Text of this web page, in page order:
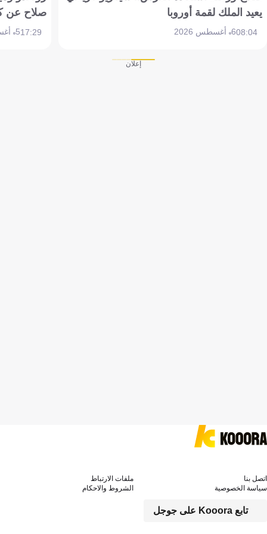
يعيد الملك لقمة أوروبا
08:046 أغسطس 2026
صلاح عن
17:295 أغسطس 2026
إعلان
تابع Kooora على جوجل
اتصل بنا
ملفات الارتباط
سياسة الخصوصية
الشروط والاحكام